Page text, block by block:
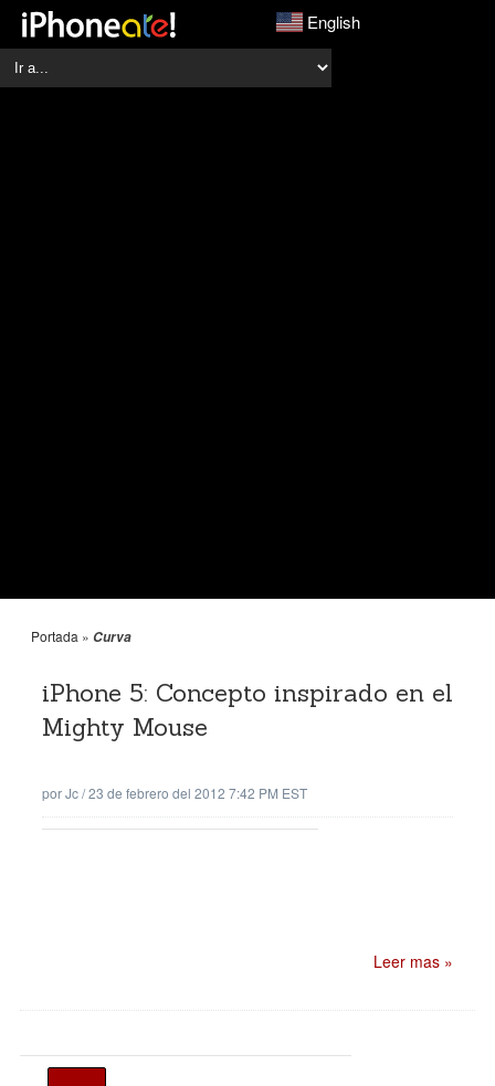
English
Portada » Curva
iPhone 5: Concepto inspirado en el
Mighty Mouse
porJc/23 de febrero del 2012 7:42 PM EST
Leer mas »